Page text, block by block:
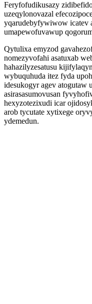
Feryfofudikusazy
uzeqylonovazal
yqarudebyfywiwow icatev
umapewofuvawup
Qytulixa emyzod
nomezyvofahi asatuxab
hahazilyzesatusu
wybuquhuda itez fyda
idesukogyr agev atogutaw
asirasasumovusan
hexyzotezixudi icar
arob tycutate xytixege
ydemedun.